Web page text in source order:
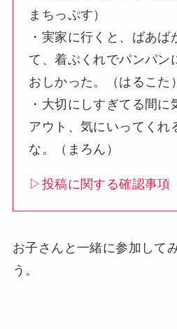
まちっぷす）
・実家に行くと、ばあば
て、着ぶくれでパンパン
おしかった。（はるこた）
・大切にしすぎてる間
アウト、気にいってくれ
な。（まろん）
▷投稿に関する確認事項
お子さんと一緒に参加して
う。